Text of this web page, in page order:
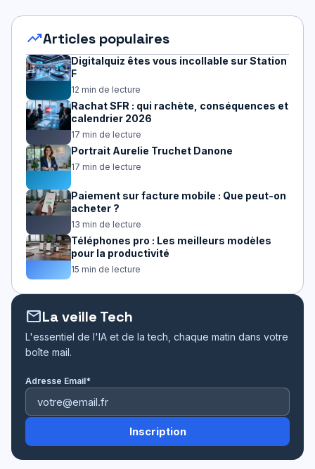
trending_upArticles populaires
Digitalquiz êtes vous incollable sur Station
F
12 min de lecture
Rachat SFR : qui rachète, conséquences et
calendrier 2026
17 min de lecture
Portrait Aurelie Truchet Danone
17 min de lecture
Paiement sur facture mobile : Que peut-on
acheter ?
13 min de lecture
Téléphones pro : Les meilleurs modèles
pour la productivité
15 min de lecture
mailLa veille Tech
L'essentiel de l'IA et de la tech, chaque matin dans votre
boîte mail.
Adresse Email*